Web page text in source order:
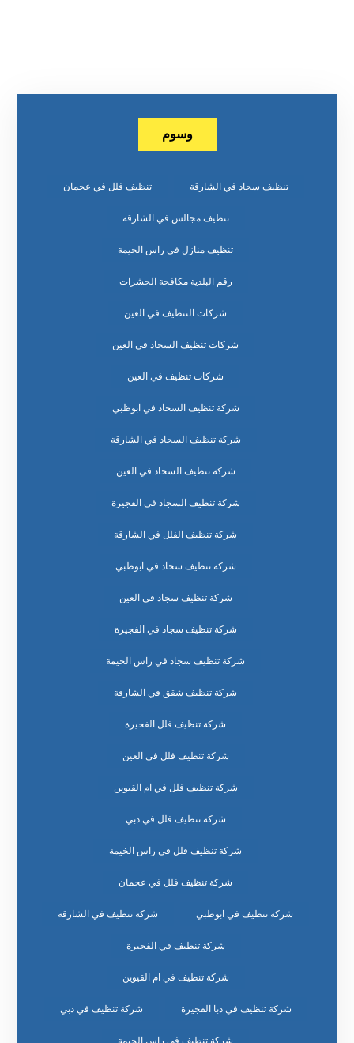
وسوم
تنظيف سجاد في الشارقة تنظيف فلل في عجمان
تنظيف مجالس في الشارقة
تنظيف منازل في راس الخيمة
رقم البلدية مكافحة الحشرات
شركات التنظيف في العين
شركات تنظيف السجاد في العين
شركات تنظيف في العين
شركة تنظيف السجاد في ابوظبي
شركة تنظيف السجاد في الشارقة
شركة تنظيف السجاد في العين
شركة تنظيف السجاد في الفجيرة
شركة تنظيف الفلل في الشارقة
شركة تنظيف سجاد في ابوظبي
شركة تنظيف سجاد في العين
شركة تنظيف سجاد في الفجيرة
شركة تنظيف سجاد في راس الخيمة
شركة تنظيف شقق في الشارقة
شركة تنظيف فلل الفجيرة
شركة تنظيف فلل في العين
شركة تنظيف فلل في ام القيوين
شركة تنظيف فلل في دبي
شركة تنظيف فلل في راس الخيمة
شركة تنظيف فلل في عجمان
شركة تنظيف في ابوظبي شركة تنظيف في الشارقة
شركة تنظيف في الفجيرة
شركة تنظيف في ام القيوين
شركة تنظيف في دبا الفجيرة شركة تنظيف في دبي
شركة تنظيف في راس الخيمة